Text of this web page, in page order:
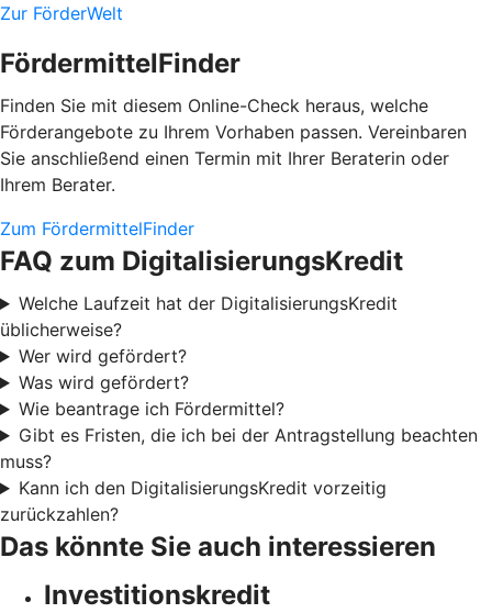
Zur FörderWelt
FördermittelFinder
Finden Sie mit diesem Online-Check heraus, welche
Förderangebote zu Ihrem Vorhaben passen. Vereinbaren
Sie anschließend einen Termin mit Ihrer Beraterin oder
Ihrem Berater.
Zum FördermittelFinder
FAQ zum DigitalisierungsKredit
Welche Laufzeit hat der DigitalisierungsKredit
üblicherweise?
Wer wird gefördert?
Was wird gefördert?
Wie beantrage ich Fördermittel?
Gibt es Fristen, die ich bei der Antragstellung beachten
muss?
Kann ich den DigitalisierungsKredit vorzeitig
zurückzahlen?
Das könnte Sie auch interessieren
Investitionskredit